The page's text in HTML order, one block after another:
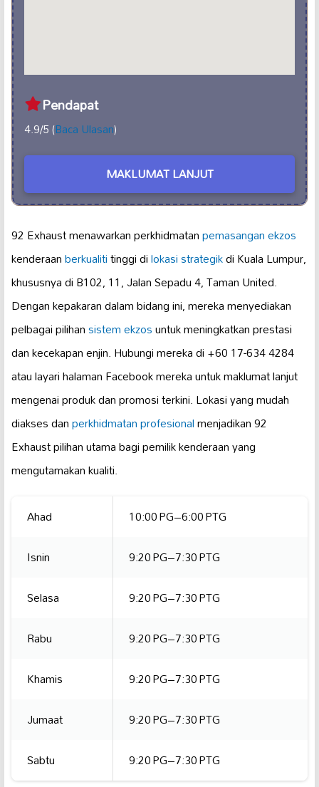
Pendapat
4.9/5 (Baca Ulasan)
MAKLUMAT LANJUT
92 Exhaust menawarkan perkhidmatanpemasangan ekzos
kenderaanberkualititinggi dilokasi strategikdi Kuala Lumpur,
khususnya di B102, 11, Jalan Sepadu 4, Taman United.
Dengan kepakaran dalam bidang ini, mereka menyediakan
pelbagai pilihansistem ekzosuntuk meningkatkan prestasi
dan kecekapan enjin. Hubungi mereka di +60 17-634 4284
atau layari halaman Facebook mereka untuk maklumat lanjut
mengenai produk dan promosi terkini. Lokasi yang mudah
diakses danperkhidmatan profesionalmenjadikan 92
Exhaust pilihan utama bagi pemilik kenderaan yang
mengutamakan kualiti.
Ahad
10:00 PG–6:00 PTG
Isnin
9:20 PG–7:30 PTG
Selasa
9:20 PG–7:30 PTG
Rabu
9:20 PG–7:30 PTG
Khamis
9:20 PG–7:30 PTG
Jumaat
9:20 PG–7:30 PTG
Sabtu
9:20 PG–7:30 PTG